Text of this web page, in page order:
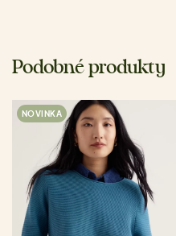
Podobné produkty
NOVINKA